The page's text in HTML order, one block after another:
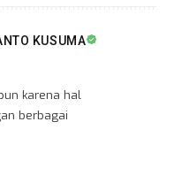
KUSUMA
karena hal
berbagai